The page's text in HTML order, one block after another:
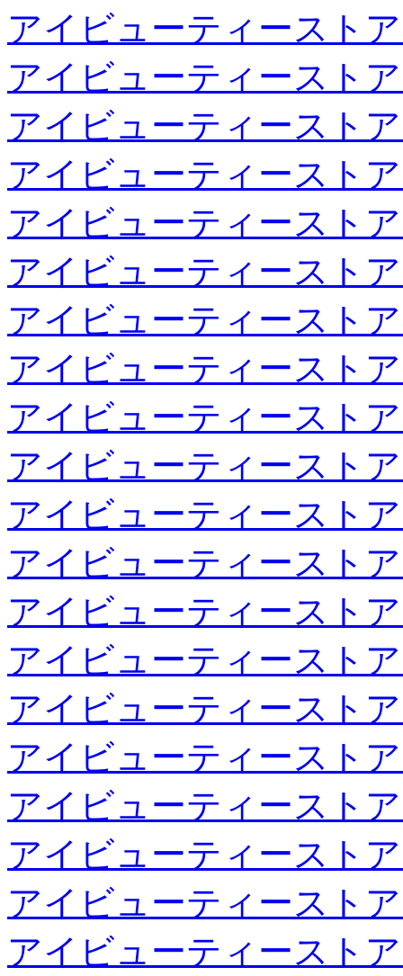
アイビューティースト
アイビューティースト
アイビューティースト
アイビューティースト
アイビューティースト
アイビューティースト
アイビューティースト
アイビューティースト
アイビューティースト
アイビューティースト
アイビューティースト
アイビューティースト
アイビューティースト
アイビューティースト
アイビューティースト
アイビューティースト
アイビューティースト
アイビューティースト
アイビューティースト
アイビューティースト